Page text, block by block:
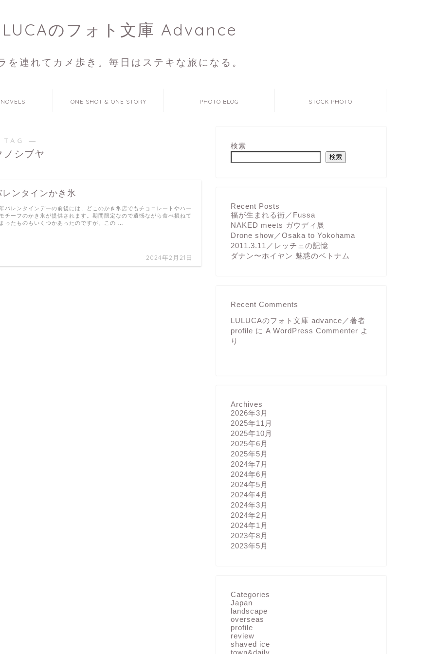
のフォト文庫 Advance
を連れてカメ歩き。毎日はステキな旅になる。
ONE SHOT & ONE STORY PHOTO BLOG STOCK PHOTO
―
ノシブヤ
レンタインかき氷
2024年2月21日
バレンタインデーの前後には、どこのかき氷店でもチョコレートやハー
チーフのかき氷が提供されます。期間限定なので遺憾ながら食べ損ねて
ったものもいくつかあったのですが、この …
検索
検索
Recent Posts
福が生まれる街／Fussa
NAKED meets ガウディ展
Drone show／Osaka to Yokohama
2011.3.11／レッチェの記憶
ダナン〜ホイヤン 魅惑のベトナム
Recent Comments
LULUCAのフォト文庫 advance／著者
profile に A WordPress Commenter よ
り
Archives
2026年3月
2025年11月
2025年10月
2025年6月
2025年5月
2024年7月
2024年6月
2024年5月
2024年4月
2024年3月
2024年2月
2024年1月
2023年8月
2023年5月
Categories
Japan
landscape
overseas
profile
review
shaved ice